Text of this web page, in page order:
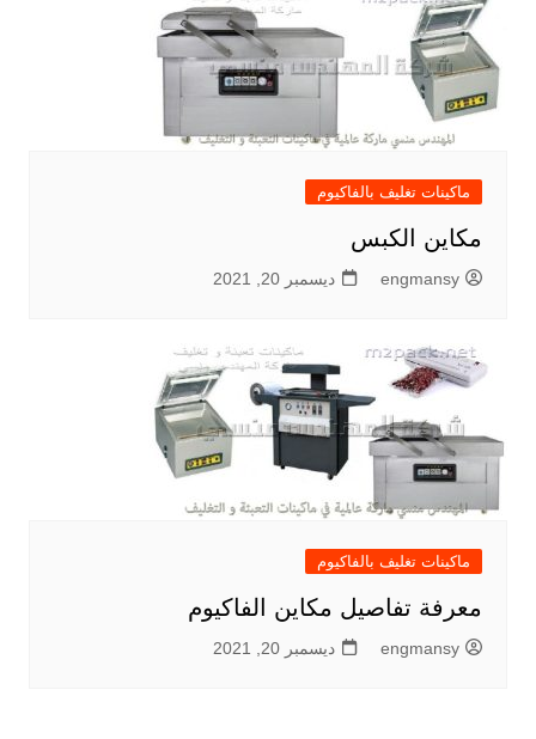
ماكينات تغليف بالفاكيوم
مكاين الكبس
engmansy ديسمبر 20, 2021
ماكينات تغليف بالفاكيوم
معرفة تفاصيل مكاين الفاكيوم
engmansy ديسمبر 20, 2021